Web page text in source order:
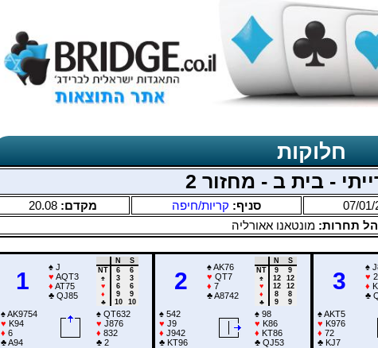
חלוקות
- בית ב - מחזור 2
07/01/ סניף: קריות/חיפה מקדם: 20.08
תחרות:מונטאנו אאורליה
1
♠ J
♥ AQT3
♦ AT75
♣ QJ85
N
S
NT
6
6
♠
3
3
♥
6
6
♦
9
9
♣
10 10
♠AK9754
♥ K94
♦ 6
♣A94
♠ QT632
♥ J876
♦ 832
♣ 2
2
♠AK76
♥ QT7
♦ 7
♣A8742
N
S
NT
9
9
♠
12
12
♥
12
12
♦
8
8
♣
9 9
♠ 542
♥ J9
♦ J942
♣ KT96
♠ 98
♥ K86
♦ KT86
♣ QJ53
3
♠
♥ 2
♦
♣
♠AKT5
♥ K976
♦ 72
♣ KJ7